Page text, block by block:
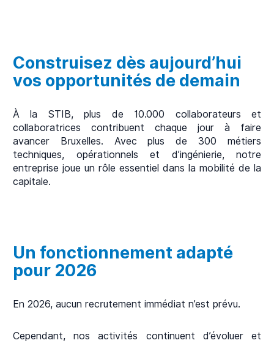
Construisez dès aujourd’hui
vos opportunités de demain
À la STIB, plus de 10.000 collaborateurs et
collaboratrices contribuent chaque jour à faire
avancer Bruxelles. Avec plus de 300 métiers
techniques, opérationnels et d’ingénierie, notre
entreprise joue un rôle essentiel dans la mobilité de la
capitale.
Un fonctionnement adapté
pour 2026
En 2026, aucun recrutement immédiat n’est prévu.
Cependant, nos activités continuent d’évoluer et